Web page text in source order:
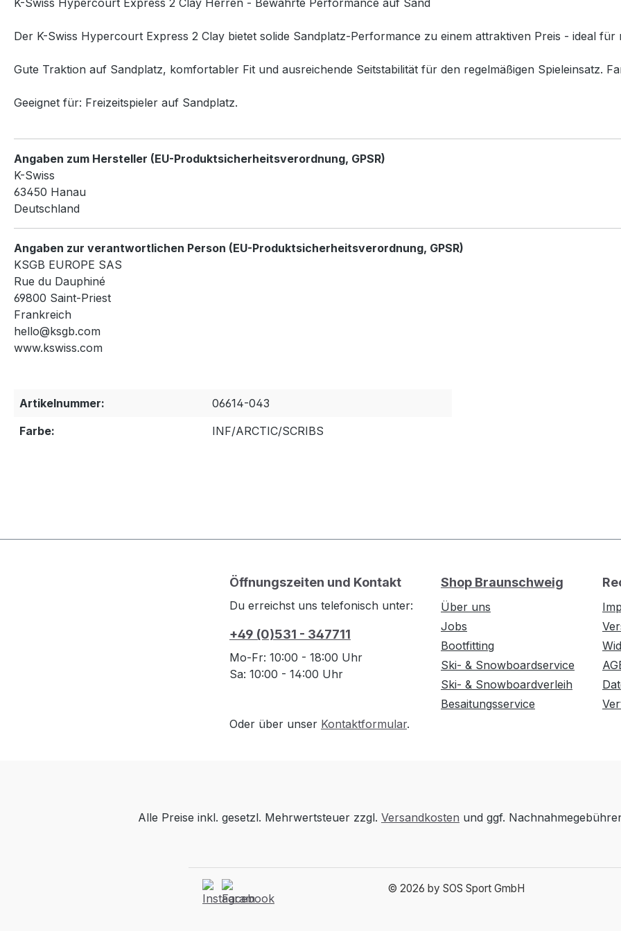
K-Swiss Hypercourt Express 2 Clay Herren - Bewährte Performance auf Sand
Der K-Swiss Hypercourt Express 2 Clay bietet solide Sandplatz-Performance zu einem attraktiven Preis - ideal für
Gute Traktion auf Sandplatz, komfortabler Fit und ausreichende Seitstabilität für den regelmäßigen Spieleinsatz.
Geeignet für: Freizeitspieler auf Sandplatz.
Angaben zum Hersteller (EU-Produktsicherheitsverordnung, GPSR)
K-Swiss
63450 Hanau
Deutschland
Angaben zur verantwortlichen Person (EU-Produktsicherheitsverordnung, GPSR)
KSGB EUROPE SAS
Rue du Dauphiné
69800 Saint-Priest
Frankreich
hello@ksgb.com
www.kswiss.com
Artikelnummer:
06614-043
Farbe:
INF/ARCTIC/SCRIBS
Öffnungszeiten und Kontakt
Du erreichst uns telefonisch unter:
+49 (0)531 - 347711
Mo-Fr: 10:00 - 18:00 Uhr
Sa: 10:00 - 14:00 Uhr
Oder über unser Kontaktformular.
Shop Braunschweig
Über uns
Jobs
Bootfitting
Ski- & Snowboardservice
Ski- & Snowboardverleih
Besaitungsservice
Alle Preise inkl. gesetzl. Mehrwertsteuer zzgl. Versandkosten und ggf.
© 2026 by SOS Sport GmbH